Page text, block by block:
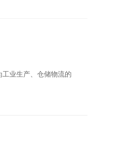
工业生产、仓储物流的